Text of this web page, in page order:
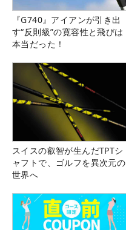
『G740』アイアンが引き出
す“反則級”の寛容性と飛びは
本当だった！
スイスの叡智が生んだTPTシ
ャフトで、ゴルフを異次元の
世界へ